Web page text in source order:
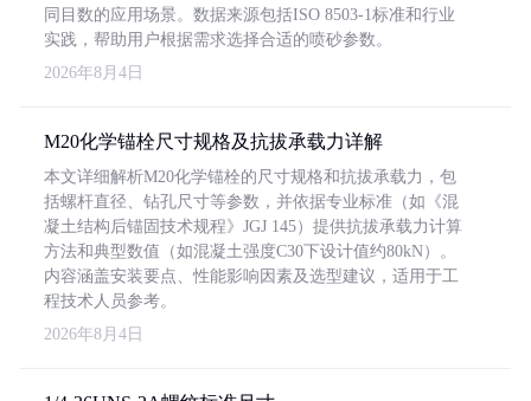
同目数的应用场景。数据来源包括ISO 8503-1标准和行业
实践，帮助用户根据需求选择合适的喷砂参数。
2026年8月4日
M20化学锚栓尺寸规格及抗拔承载力详解
本文详细解析M20化学锚栓的尺寸规格和抗拔承载力，包
括螺杆直径、钻孔尺寸等参数，并依据专业标准（如《混
凝土结构后锚固技术规程》JGJ 145）提供抗拔承载力计算
方法和典型数值（如混凝土强度C30下设计值约80kN）。
内容涵盖安装要点、性能影响因素及选型建议，适用于工
程技术人员参考。
2026年8月4日